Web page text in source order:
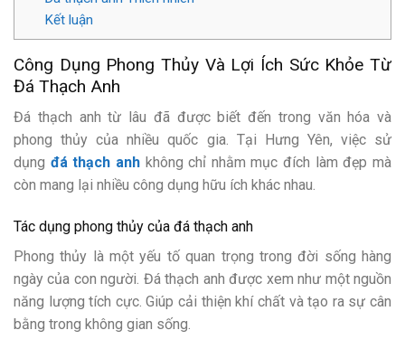
Kết luận
Công Dụng Phong Thủy Và Lợi Ích Sức Khỏe Từ
Đá Thạch Anh
Đá thạch anh từ lâu đã được biết đến trong văn hóa và
phong thủy của nhiều quốc gia. Tại Hưng Yên, việc sử
dụng đá thạch anhkhông chỉ nhằm mục đích làm đẹp mà
còn mang lại nhiều công dụng hữu ích khác nhau.
Tác dụng phong thủy của đá thạch anh
Phong thủy là một yếu tố quan trọng trong đời sống hàng
ngày của con người. Đá thạch anh được xem như một nguồn
năng lượng tích cực. Giúp cải thiện khí chất và tạo ra sự cân
bằng trong không gian sống.